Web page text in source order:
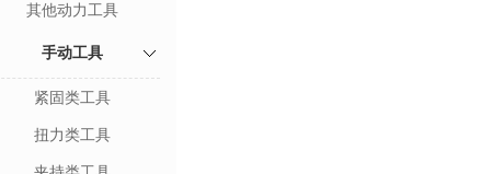
其他动力工具
手动工具
紧固类工具
扭力类工具